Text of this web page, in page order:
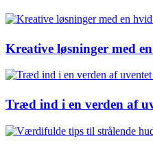
Kreative løsninger med
Træd ind i en verden af